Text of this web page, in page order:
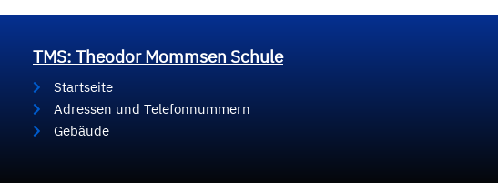
TMS: Theodor Mommsen Schule
Startseite
Adressen und Telefonnummern
Gebäude